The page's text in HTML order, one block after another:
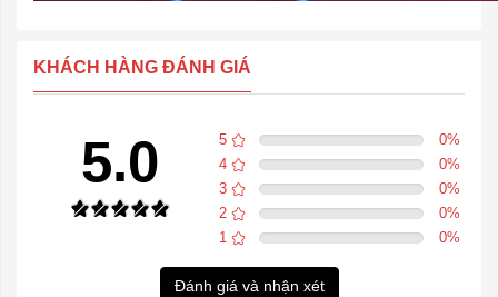
KHÁCH HÀNG ĐÁNH GIÁ
5.0 5 0%
4
0%
3
0%
2
0%
1
0%
Đánh giá và nhận xét